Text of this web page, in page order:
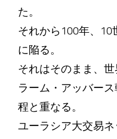
た。
それから100年、10
に陥る。
それはそのまま、
ラーム・アッバー
程と重なる。
ユーラシア大交易